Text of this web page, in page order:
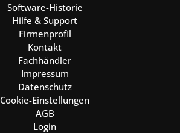
Software-Historie
Hilfe & Support
Firmenprofil
Kontakt
Fachhändler
Impressum
Datenschutz
Cookie-Einstellungen
AGB
Login